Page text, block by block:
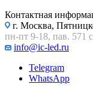
Контактная
г. Москва,
пн-пт 9-18, пав. 571
info@ic-led.ru
Telegram
WhatsApp